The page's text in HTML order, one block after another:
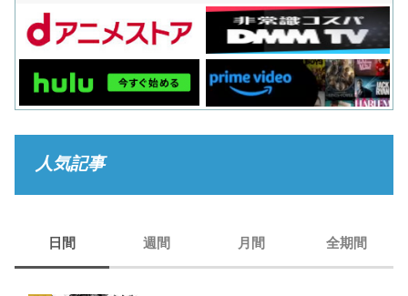
人気記事
日間 週間 月間 全期間